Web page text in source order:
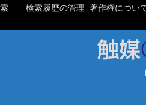
検索履歴の管理 著作権につい